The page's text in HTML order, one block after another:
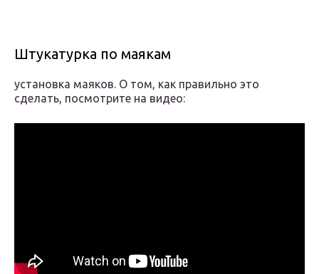
Штукатурка по маякам
установка маяков. О том, как правильно это
сделать, посмотрите на видео: